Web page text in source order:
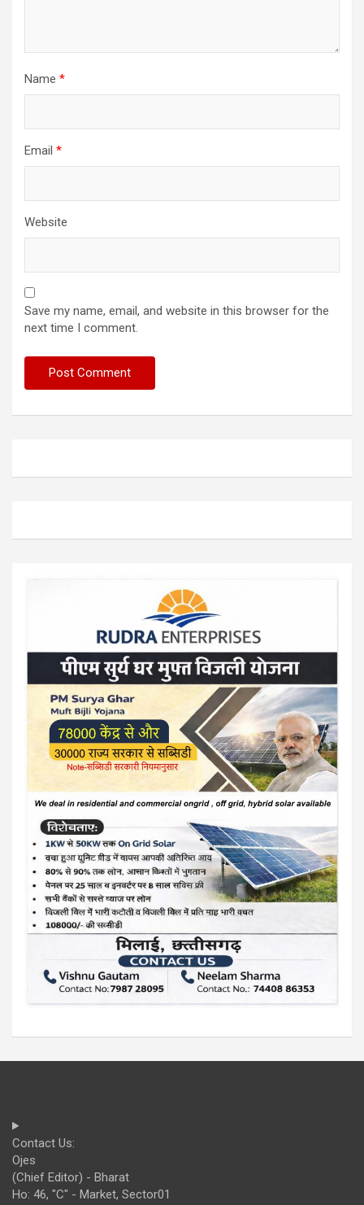
Name *
Email *
Website
Save my name, email, and website in this browser for the
next time I comment.
Contact Us:
Ojes
(Chief Editor) - Bharat
Ho: 46, "C" - Market, Sector01